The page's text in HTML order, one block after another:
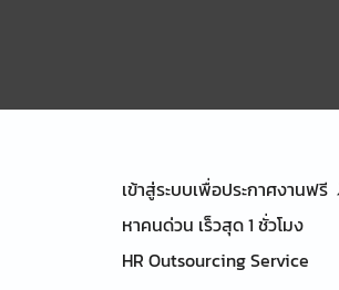
เข้าสู่ระบบเพื่อประกาศงานฟรี
หาคนด่วน เร็วสุด 1 ชั่วโมง
HR Outsourcing Service